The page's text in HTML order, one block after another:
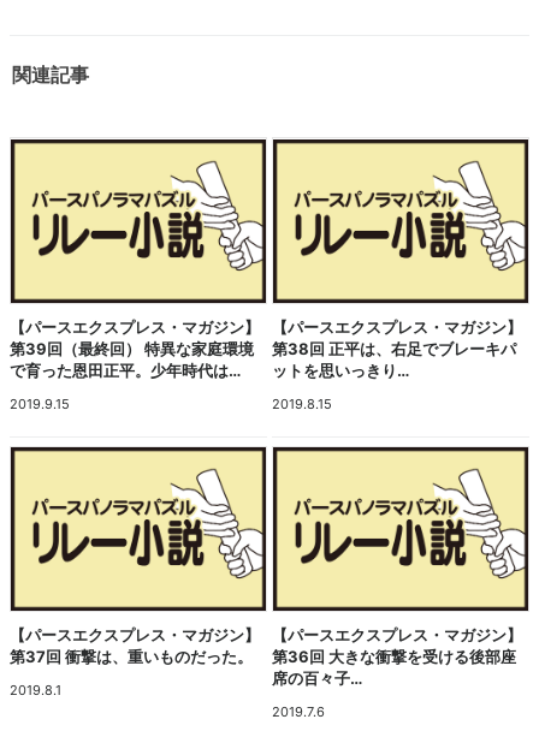
関連記事
【パースエクスプレス・マガジン】
第39回（最終回） 特異な家庭環境
で育った恩田正平。少年時代は…
2019.9.15
【パースエクスプレス・マガジン】
第38回 正平は、右足でブレーキパ
ットを思いっきり…
2019.8.15
【パースエクスプレス・マガジン】
第37回 衝撃は、重いものだった。
2019.8.1
【パースエクスプレス・マガジン】
第36回 大きな衝撃を受ける後部座
席の百々子…
2019.7.6